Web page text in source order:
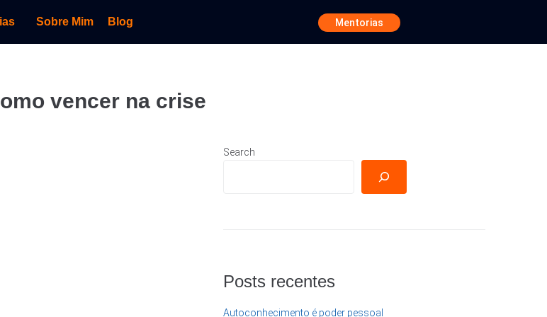
Sobre Mim Blog Mentorias
vencer na crise
Search
Posts recentes
Autoconhecimento é poder pessoal